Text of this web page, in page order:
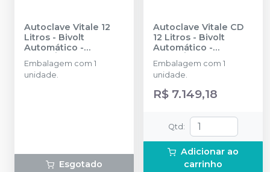
Autoclave Vitale 12
Litros - Bivolt
Automático -
CRISTÓFOLI
Embalagem com 1
unidade.
Esgotado
Autoclave Vitale CD
12 Litros - Bivolt
Automático -
CRISTÓFOLI
Embalagem com 1
unidade.
R$ 7.149,18
Qtd :
Adicionar ao
carrinho